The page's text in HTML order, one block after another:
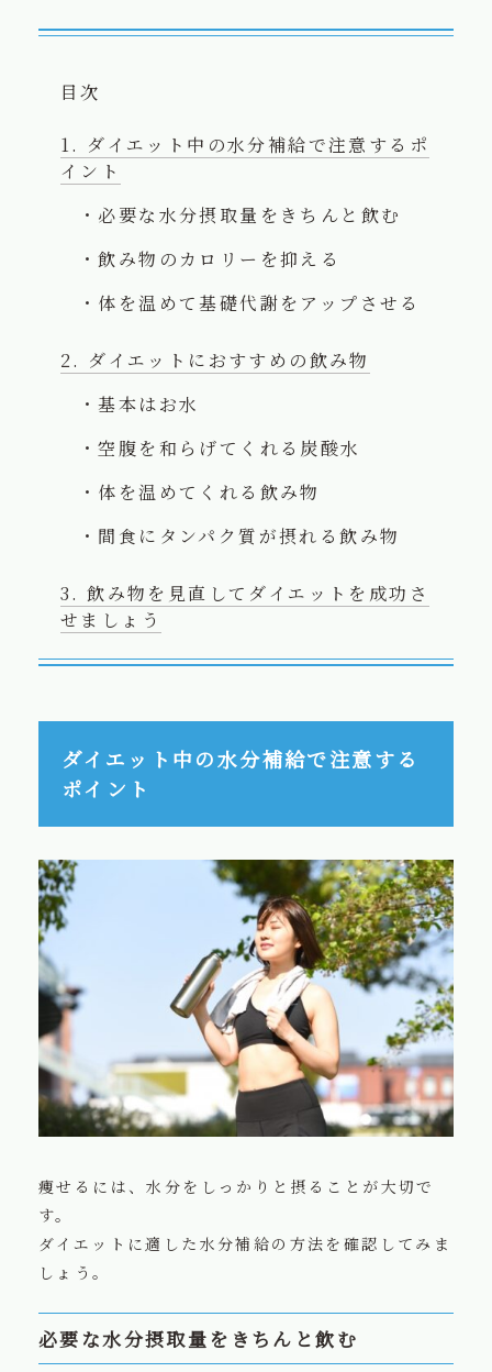
目次
ダイエット中の水分補給で注意するポ
イント
必要な水分摂取量をきちんと飲む
飲み物のカロリーを抑える
体を温めて基礎代謝をアップさせる
ダイエットにおすすめの飲み物
基本はお水
空腹を和らげてくれる炭酸水
体を温めてくれる飲み物
間食にタンパク質が摂れる飲み物
飲み物を見直してダイエットを成功さ
せましょう
ダイエット中の水分補給で注意する
ポイント
痩せるには、水分をしっかりと摂ることが大切で
す。
ダイエットに適した水分補給の方法を確認してみま
しょう。
必要な水分摂取量をきちんと飲む